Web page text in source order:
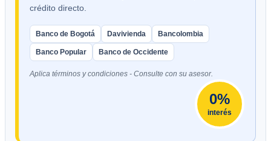
crédito directo.
Banco de Bogotá Davivienda Bancolombia
Banco Popular Banco de Occidente
Aplica términos y condiciones - Consulte con su asesor.
0%
interés